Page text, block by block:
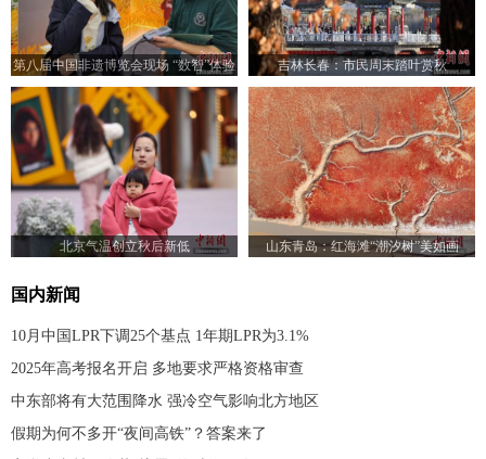
第八届中国非遗博览会现场 “数智”体验
受青睐
吉林长春：市民周末踏叶赏秋
北京气温创立秋后新低 山东青岛：红海滩“潮汐树”美如画
国内新闻
10月中国LPR下调25个基点 1年期LPR为3.1%
2025年高考报名开启 多地要求严格资格审查
中东部将有大范围降水 强冷空气影响北方地区
假期为何不多开“夜间高铁”？答案来了